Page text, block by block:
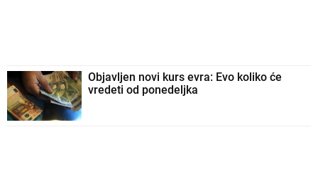
Objavljen novi kurs evra: Evo koliko će
vredeti od ponedeljka